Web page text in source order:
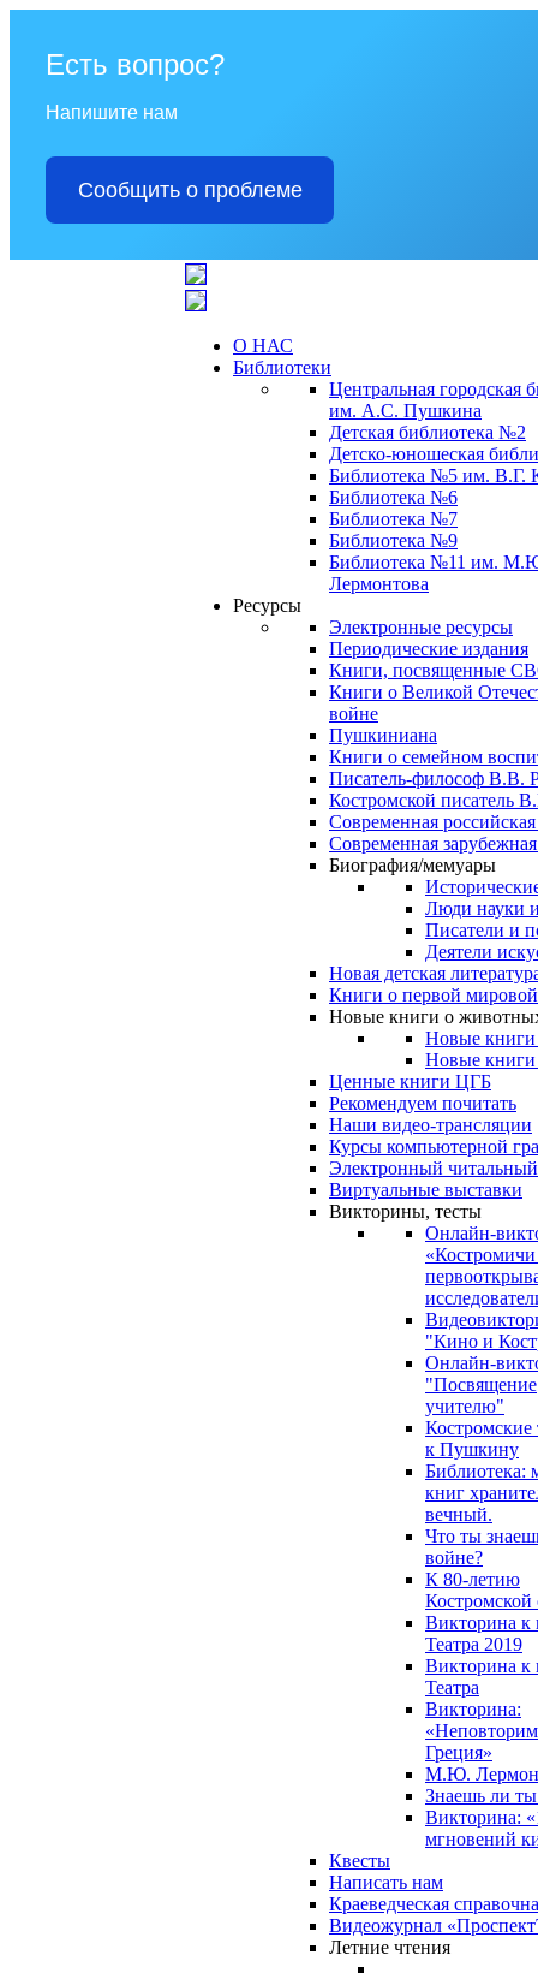
Есть вопрос?
Напишите нам
Сообщить о проблеме
О НАС
Библиотеки
Центральная городская
им. А.С. Пушкина
Детская библиотека №2
Детско-юношеская
Библиотека №5 им. В.Г.
Библиотека №6
Библиотека №7
Библиотека №9
Библиотека №11 им.
Лермонтова
Ресурсы
Электронные ресурсы
Периодические издания
Книги, посвященные
Книги о Великой
войне
Пушкиниана
Книги о семейном
Писатель-философ В.В.
Костромской писатель
Современная российская
Современная
Биография/мемуары
Люди науки
Писатели и
Деятели
Новая детская
Книги о первой
Новые книги о
Новые книги
Новые книги
Ценные книги ЦГБ
Рекомендуем почитать
Наши видео-трансляции
Курсы компьютерной
Электронный читальный
Виртуальные выставки
Викторины, тесты
Онлайн-
"Кино и
Онлайн-
"Посвящение
учителю"
к Пушкину
Библиотека:
книг
вечный.
Что ты
войне?
К 80-летию
Костромской
Викторина к
Театра 2019
Викторина к
Театра
Викторина:
Греция»
М.Ю.
Знаешь ли
Викторина:
мгновений
Квесты
Написать нам
Краеведческая
Видеожурнал
Летние чтения